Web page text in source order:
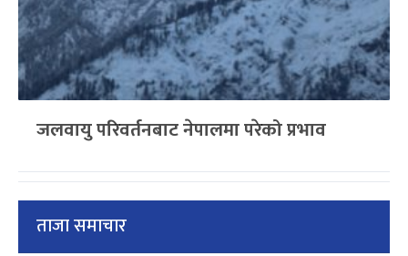
जलवायु परिवर्तनबाट नेपालमा परेको प्रभाव
ताजा समाचार